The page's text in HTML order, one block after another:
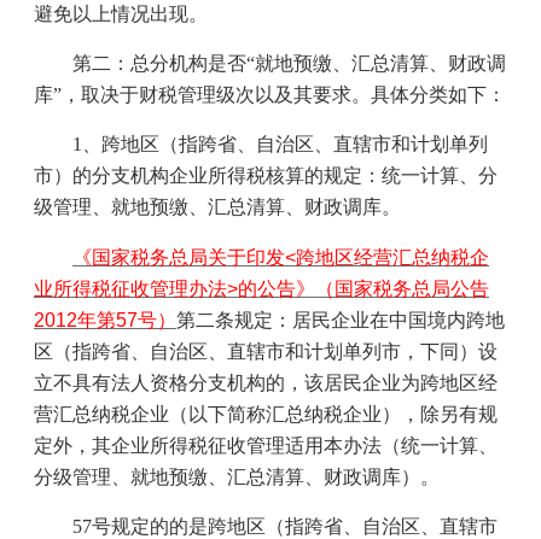
避免以上情况出现。
第二：总分机构是否“就地预缴、汇总清算、财政调
库”，取决于财税管理级次以及其要求。具体分类如下：
1
、跨地区（指跨省、自治区、直辖市和计划单列
市）的分支机构企业所得税核算的规定：统一计算、分
级管理、就地预缴、汇总清算、财政调库。
《国家税务总局关于印发<跨地区经营汇总纳税企
业所得税征收管理办法>的公告》（国家税务总局公告
2012年第57号） 第二条规定：居民企业在中国境内跨地
区（指跨省、自治区、直辖市和计划单列市，下同）设
立不具有法人资格分支机构的，该居民企业为跨地区经
营汇总纳税企业（以下简称汇总纳税企业），除另有规
定外，其企业所得税征收管理适用本办法（统一计算、
分级管理、就地预缴、汇总清算、财政调库）。
57号规定的的是跨地区（指跨省、自治区、直辖市